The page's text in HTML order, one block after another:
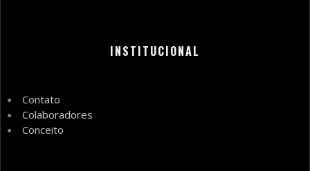
INSTITUCIONAL
Contato
Colaboradores
Conceito